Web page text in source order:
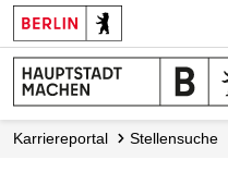
Karriereportal Stellensuche